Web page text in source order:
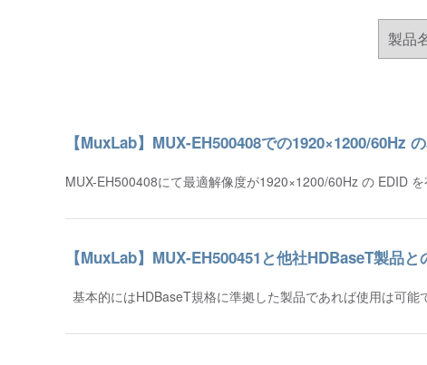
【MuxLab】MUX-EH500408での1920×1200/60Hz
MUX-EH500408にて最適解像度が1920×1200/60Hz の EDID
【MuxLab】MUX-EH500451と他社HDBaseT製品
基本的にはHDBaseT規格に準拠した製品であれば使用は可